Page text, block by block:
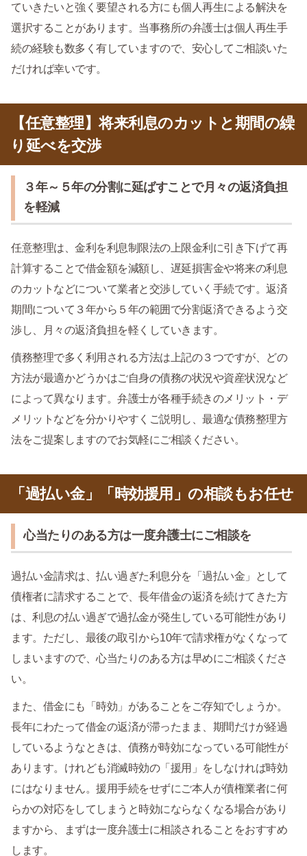
ていきたいと強く要望される方にも個人再生による解決を
選択することがあります。当事務所の弁護士は個人再生手
続の経験も数多く有していますので、安心してご相談いた
だければ幸いです。
【任意整理】将来利息のカットと期間の繰
り延べを交渉
３年～５年の分割に延ばすことで月々の返済負担
を軽減
任意整理は、金利を利息制限法の上限金利に引き下げて再
計算することで借金額を減額し、遅延損害金や将来の利息
のカットなどについて業者と交渉していく手続です。返済
期間について３年から５年の範囲で分割返済できるよう交
渉し、月々の返済負担を軽くしていきます。
債務整理で多く利用される方法は上記の３つですが、どの
方法が最適かどうかはご自身の債務の状況や資産状況など
によって異なります。弁護士が各種手続きのメリット・デ
メリットなどを分かりやすくご説明し、最適な債務整理方
法をご提案しますのでお気軽にご相談ください。
「過払い金」「時効援用」の相談もお任せ
心当たりのある方は一度弁護士にご相談を
過払い金請求は、払い過ぎた利息分を「過払い金」として
債権者に請求することで、長年借金の返済を続けてきた方
は、利息の払い過ぎで過払金が発生している可能性があり
ます。ただし、最後の取引から10年で請求権がなくなって
しまいますので、心当たりのある方は早めにご相談くださ
い。
また、借金にも「時効」があることをご存知でしょうか。
長年にわたって借金の返済が滞ったまま、期間だけが経過
しているようなときは、債務が時効になっている可能性が
あります。けれども消滅時効の「援用」をしなければ時効
にはなりません。援用手続をせずにご本人が債権業者に何
らかの対応をしてしまうと時効にならなくなる場合があり
ますから、まずは一度弁護士に相談されることをおすすめ
します。